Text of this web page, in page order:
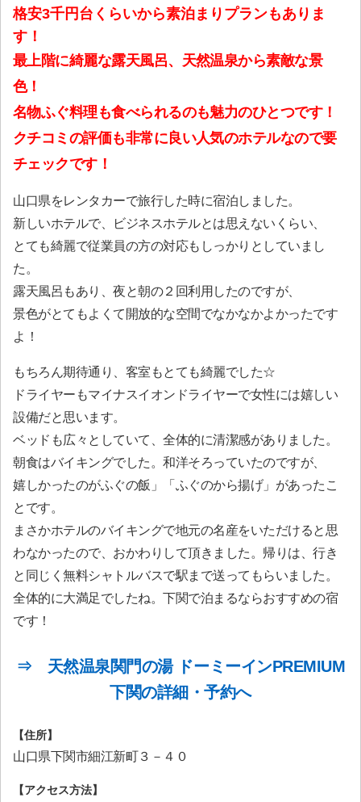
格安3千円台くらいから素泊まりプランもありま
す！
最上階に綺麗な露天風呂、天然温泉から素敵な景
色！
名物ふぐ料理も食べられるのも魅力のひとつです！
クチコミの評価も非常に良い人気のホテルなので要
チェックです！
山口県をレンタカーで旅行した時に宿泊しました。
新しいホテルで、ビジネスホテルとは思えないくらい、
とても綺麗で従業員の方の対応もしっかりとしていまし
た。
露天風呂もあり、夜と朝の２回利用したのですが、
景色がとてもよくて開放的な空間でなかなかよかったです
よ！
もちろん期待通り、客室もとても綺麗でした☆
ドライヤーもマイナスイオンドライヤーで女性には嬉しい
設備だと思います。
ベッドも広々としていて、全体的に清潔感がありました。
朝食はバイキングでした。和洋そろっていたのですが、
嬉しかったのがふぐの飯」「ふぐのから揚げ」があったこ
とです。
まさかホテルのバイキングで地元の名産をいただけると思
わなかったので、おかわりして頂きました。帰りは、行き
と同じく無料シャトルバスで駅まで送ってもらいました。
全体的に大満足でしたね。下関で泊まるならおすすめの宿
です！
⇒ 天然温泉関門の湯 ドーミーインPREMIUM
下関の詳細・予約へ
【住所】
山口県下関市細江新町３－４０
【アクセス方法】